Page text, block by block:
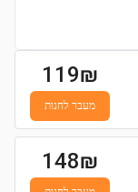
119₪
מעבר לחנות
148₪